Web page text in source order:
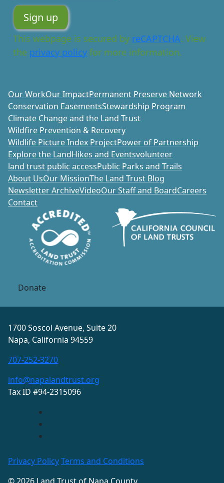
This webpage is secured by reCAPTCHA. View
the privacy policy for more information.
Our WorkOur ImpactPermanent Preserve Network
Conservation EasementsStewardship Program
Climate Change and the Land Trust
Wildfire Prevention & Recovery
Wildlife Picture Index ProjectPower of Partnership
Explore the LandHikes and Eventsvolunteer
land trust public accessPublic Parks and Trails
About UsOur MissionThe Land Trust Blog
Newsletter ArchiveVideoOur Staff and BoardCareers
Contact
Donate
1700 Soscol Avenue, Suite 20
Napa, California 94559
707-252-3270
info@napalandtrust.org
Tax ID #94-2315096
Privacy PolicyTerms and Conditions